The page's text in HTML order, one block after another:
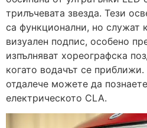
трилъчевата звезда. Тези
са функционални, но служат
визуален подпис, особено
изпълняват хореографска
когато водачът се приближи.
отдалече можете да
електрическото CLA.